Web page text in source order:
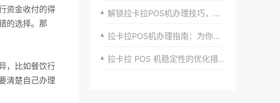
资金收付的得
的选择。那
，比如餐饮行
清楚自己办理
解锁拉卡拉POS机办理技巧，提升你的支付效率
拉卡拉POS机办理指南：为你的支付增添新动力
拉卡拉 POS 机稳定性的优化措施